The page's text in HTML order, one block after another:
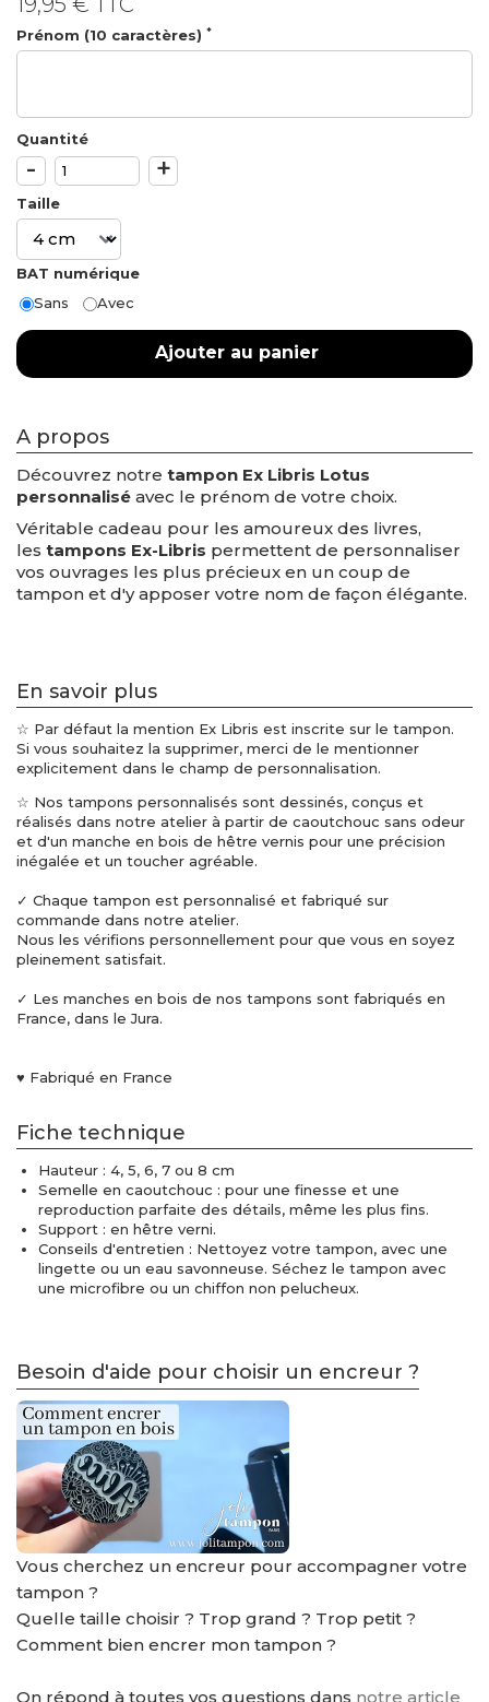
Prénom (10 caractères) *
Quantité
- +
Taille
BAT numérique
Sans
Avec
Ajouter au panier
A propos
Découvrez notre tampon Ex Libris Lotus
personnalisé avec le prénom de votre choix.
Véritable cadeau pour les amoureux des livres,
les tampons Ex-Libris permettent de personnaliser
vos ouvrages les plus précieux en un coup de
tampon et d'y apposer votre nom de façon élégante.
En savoir plus
☆ Par défaut la mention Ex Libris est inscrite sur le tampon.
Si vous souhaitez la supprimer, merci de le mentionner
explicitement dans le champ de personnalisation.
☆ Nos tampons personnalisés sont dessinés, conçus et
réalisés dans notre atelier à partir de caoutchouc sans odeur
et d'un manche en bois de hêtre vernis pour une précision
inégalée et un toucher agréable.
✓ Chaque tampon est personnalisé et fabriqué sur
commande dans notre atelier.
Nous les vérifions personnellement pour que vous en soyez
pleinement satisfait.
✓ Les manches en bois de nos tampons sont fabriqués en
France, dans le Jura.
♥ Fabriqué en France
Fiche technique
Hauteur : 4, 5, 6, 7 ou 8 cm
Semelle en caoutchouc : pour une finesse et une
reproduction parfaite des détails, même les plus fins.
Support : en hêtre verni.
Conseils d'entretien : Nettoyez votre tampon, avec une
lingette ou un eau savonneuse. Séchez le tampon avec
une microfibre ou un chiffon non pelucheux.
Besoin d'aide pour choisir un encreur ?
Vous cherchez un encreur pour accompagner votre
tampon ?
Quelle taille choisir ? Trop grand ? Trop petit ?
Comment bien encrer mon tampon ?
On répond à toutes vos questions dans notre article